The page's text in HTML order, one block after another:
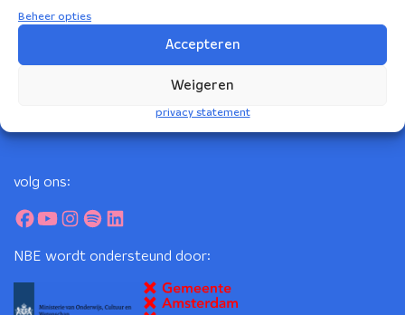
Beheer opties
Accepteren
Weigeren
privacy statement
1017 RC Amsterdam
volg ons:
NBE wordt ondersteund door: